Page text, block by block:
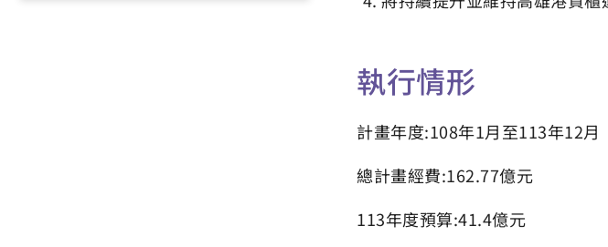
執行情形
計畫年度:108年1月至113年12月
總計畫經費:162.77億元
113年度預算:41.4億元